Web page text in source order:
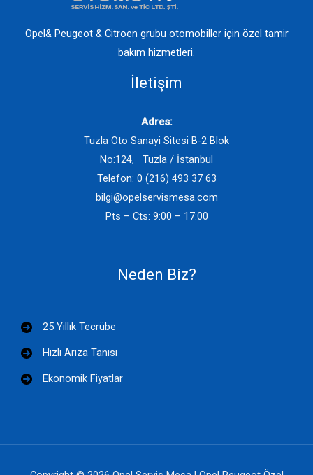
Opel& Peugeot & Citroen grubu otomobiller için özel tamir
bakım hizmetleri.
İletişim
Adres:
Tuzla Oto Sanayi Sitesi B-2 Blok
No:124, Tuzla / İstanbul
Telefon: 0 (216) 493 37 63
bilgi@opelservismesa.com
Pts – Cts: 9:00 – 17:00
Neden Biz?
25 Yıllık Tecrübe
Hızlı Arıza Tanısı
Ekonomik Fiyatlar